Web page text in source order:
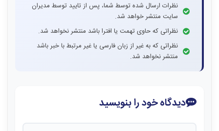
نظرات ارسال شده توسط شما، پس از تایید توسط مدیران
سایت منتشر خواهد شد.
نظراتی که حاوی تهمت یا افترا باشد منتشر نخواهد شد.
نظراتی که به غیر از زبان فارسی یا غیر مرتبط با خبر باشد
منتشر نخواهد شد.
دیدگاه خود را بنویسید